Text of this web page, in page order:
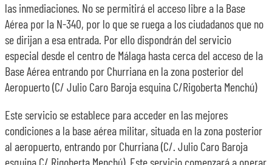
las inmediaciones. No se permitirá el acceso libre a la Base
Aérea por la N-340, por lo que se ruega a los ciudadanos que no
se dirijan a esa entrada. Por ello dispondrán del servicio
especial desde el centro de Málaga hasta cerca del acceso de la
Base Aérea entrando por Churriana en la zona posterior del
Aeropuerto (C/ Julio Caro Baroja esquina C/Rigoberta Menchú)
Este servicio se establece para acceder en las mejores
condiciones a la base aérea militar, situada en la zona posterior
al aeropuerto, entrando por Churriana (C/. Julio Caro Baroja
esquina C/ Rigoberta Menchú). Este servicio comenzará a operar